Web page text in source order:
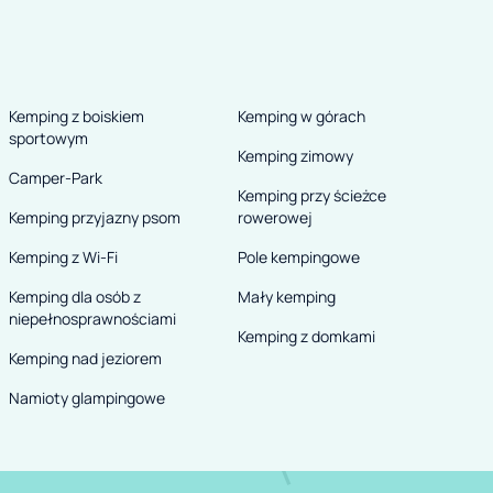
Kemping z boiskiem
sportowym
Camper-Park
Kemping przyjazny psom
Kemping z Wi-Fi
Kemping dla osób z
niepełnosprawnościami
Kemping nad jeziorem
Namioty glampingowe
Kemping w górach
Kemping zimowy
Kemping przy ścieżce
rowerowej
Pole kempingowe
Mały kemping
Kemping z domkami